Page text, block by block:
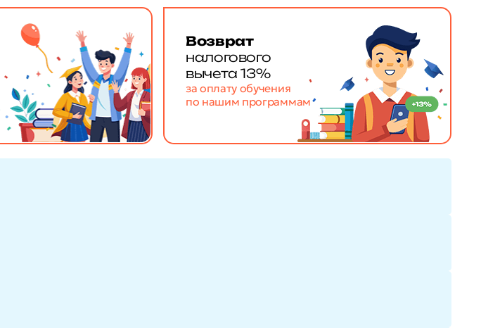
Возврат
налогового
вычета 13%
за оплату обучения
по нашим программам